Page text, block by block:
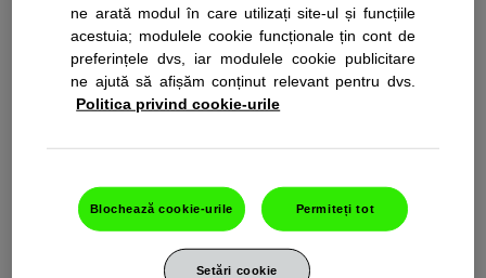
CUMPĂRĂ ACUM
PERIUȚA DE DINȚI
PARODONTAX GUMS &
ne arată modul în care utilizați site-ul și funcțiile
acestuia; modulele cookie funcționale țin cont de
preferințele dvs, iar modulele cookie publicitare
ne ajută să afișăm conținut relevant pentru dvs.
Politica privind cookie-urile
Blochează cookie-urile Permiteți tot
Setări cookie